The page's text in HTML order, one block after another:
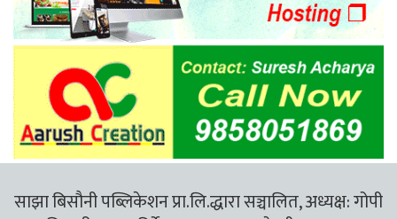
साझा बिसौनी पब्लिकेशन प्रा.लि.द्धारा सञ्चालित, अध्यक्ष: गोपी